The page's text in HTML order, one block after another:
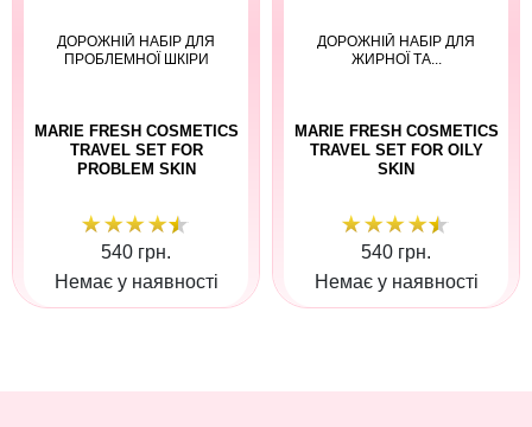
ДОРОЖНІЙ НАБІР ДЛЯ
ПРОБЛЕМНОЇ ШКІРИ
MARIE FRESH COSMETICS
TRAVEL SET FOR
PROBLEM SKIN
540 грн.
Немає у наявності
ДОРОЖНІЙ НАБІР ДЛЯ
ЖИРНОЇ ТА...
MARIE FRESH COSMETICS
TRAVEL SET FOR OILY
SKIN
540 грн.
Немає у наявності